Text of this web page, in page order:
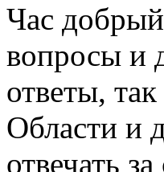
Час
вопросы и
ответы,
Области и
отвечать